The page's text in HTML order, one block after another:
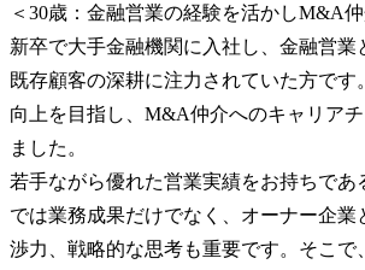
＜30歳：金融営業の経験を活かしM&A仲
新卒で大手金融機関に入社し、金融営業
既存顧客の深耕に注力されていた方です
向上を目指し、M&A仲介へのキャリア
ました。
若手ながら優れた営業実績をお持ちで
では業務成果だけでなく、オーナー企業
渉力、戦略的な思考も重要です。そこで